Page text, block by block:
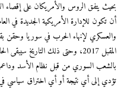
للإدارة الأمريكية الجديدة في العام
لإنهاء الحرب في سوريا وحقن بقية
المقبل 2017، وحتى ذلك التاريخ
السوري من قبل نظام الأسد
إلى أي نتيجة أو أي اختراق سياسي في